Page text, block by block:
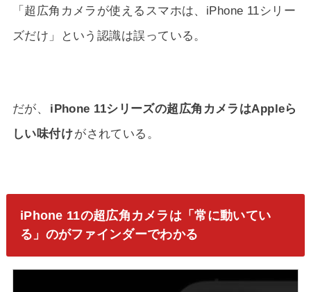
「超広角カメラが使えるスマホは、iPhone 11シリー
ズだけ」という認識は誤っている。
だが、
iPhone 11シリーズの超広角カメラはAppleら
しい味付けがされている。
iPhone 11の超広角カメラは「常に動いてい
る」のがファインダーでわかる